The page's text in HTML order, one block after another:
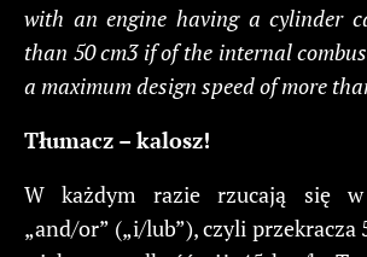
with an engine havinga cylinder
than 50cm3ifofthe internal
a maximumdesign speedofmore
Tłumacz – kalosz!
W każdym razie rzucają się
„and/or” („i/lub”), czyli przekracza